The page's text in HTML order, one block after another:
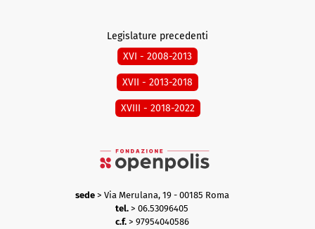
Legislature precedenti
XVI - 2008-2013
XVII - 2013-2018
XVIII - 2018-2022
sede> Via Merulana, 19 - 00185 Roma
tel. > 06.53096405
c.f.> 97954040586